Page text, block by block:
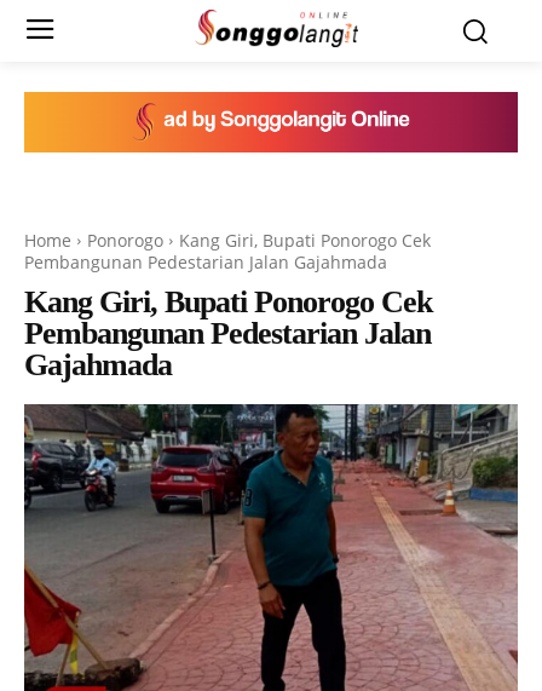
Home Ponorogo
Kang Giri, Bupati Ponorogo Cek
Pembangunan Pedestarian Jalan Gajahmada
Kang Giri, Bupati Ponorogo Cek
Pembangunan Pedestarian Jalan
Gajahmada